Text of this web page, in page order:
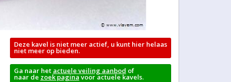
Deze kavel is niet meer actief, u kunt hier helaas
niet meer op bieden.
Ga naar het actuele veiling aanbod of
naar de zoek paginavoor actuele kavels.